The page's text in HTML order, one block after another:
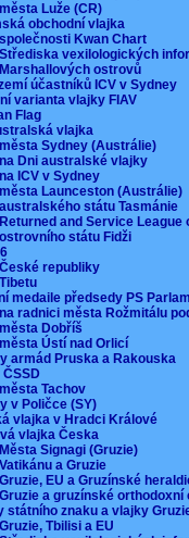
Luže (CR)
obchodní vlajka
Kwan Chart
vexilologických
ostrovů
účastníků ICV v Sydney
varianta vlajky FIAV
Flag
vlajka
Sydney (Austrálie)
Dni australské vlajky
ICV v Sydney
Launceston (Austrálie)
státu Tasmánie
and Service
státu Fidži
republiky
medaile předsedy PS
radnici města Rožmitálu
Dobříš
Ústí nad Orlicí
armád Pruska a Rakouska
Tachov
v Poličce (SY)
vlajka v Hradci Králové
vlajka Česka
Signagi (Gruzie)
a Gruzie
EU a Gruzínské
a gruzínské
státního znaku a vlajky
Tbilisi a EU